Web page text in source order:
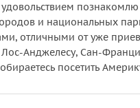
и национальных
отличными от уже
Анджелесу, Сан-
посетить